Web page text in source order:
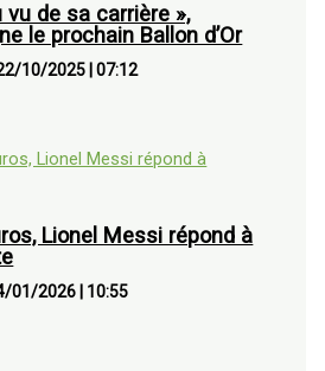
de sa carrière »,
le prochain Ballon d’Or
10/2025 |07:12
Lionel Messi répond à
01/2026 10:55